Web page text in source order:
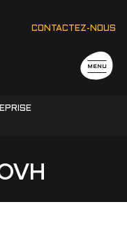
CONTACTEZ-NOUS
MENU